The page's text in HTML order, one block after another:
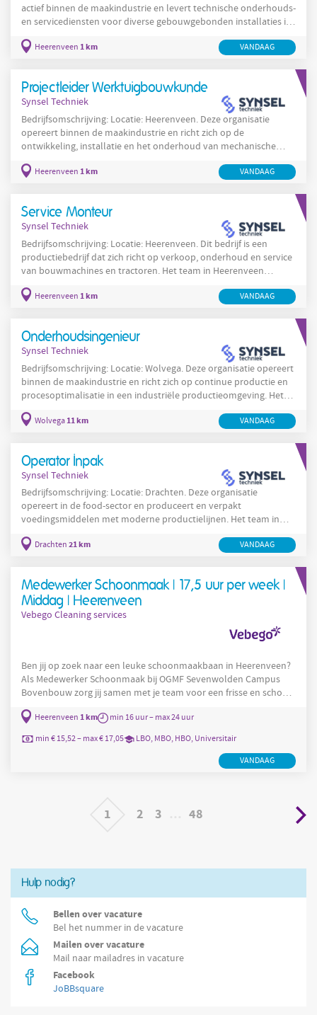
actief binnen de maakindustrie en levert technische onderhouds-
en servicediensten voor diverse gebouwgebonden installaties in
het functioneren van klimaat-, elektrotechnische en
teams voeren preventief en correctief onderhoud uit,
Heerenveen 1 km VANDAAG
Projectleider Werktuigbouwkunde
Synsel Techniek
Bedrijfsomschrijving: Locatie: Heerenveen. Deze organisatie
opereert binnen de maakindustrie en richt zich op de
ontwikkeling, installatie en het onderhoud van mechanische
technische projecten uit van ontwerp tot en met oplevering en
kostenbewaking en het borgen van technische specificaties
tijdens
Heerenveen 1 km VANDAAG
Service Monteur
Synsel Techniek
Bedrijfsomschrijving: Locatie: Heerenveen. Dit bedrijf is een
productiebedrijf dat zich richt op verkoop, onderhoud en service
van bouwmachines en tractoren. Het team in Heerenveen
verzorgt zowel werkzaamheden in de werkplaats als service op
locatie. De organisatie levert praktische en technische
de organisatie technische oplossingen voor storingen en zorgt
Heerenveen 1 km VANDAAG
Onderhoudsingenieur
Synsel Techniek
Bedrijfsomschrijving: Locatie: Wolvega. Deze organisatie opereert
binnen de maakindustrie en richt zich op continue productie en
procesoptimalisatie in een industriële productieomgeving. Het
onderhoud en efficiëntie centraal staan. De organisatie werkt
verbeteren. In Wolvega ontstaan hierdoor kansen voor
Wolvega11 km VANDAAG
Operator Inpak
Synsel Techniek
Bedrijfsomschrijving: Locatie: Drachten. Deze organisatie
opereert in de food-sector en produceert en verpakt
voedingsmiddelen met moderne productielijnen. Het team in
waar kwaliteit, hygiëne en veiligheid centraal staan. Medewerkers
aanpassingen. De organisatie hanteert duidelijke procedures en
Drachten 21 km VANDAAG
Medewerker Schoonmaak | 17,5 uur per week |
Middag | Heerenveen
Vebego Cleaning services
Ben jij op zoek naar een leuke schoonmaakbaan in Heerenveen?
Als Medewerker Schoonmaak bij OGMF Sevenwolden Campus
Bovenbouw zorg jij samen met je team voor een frisse en schone
schoolomgeving. ? Bij Vebego, een familiebedrijf met 80 jaar
ervaring in de schoonmaak, krijg je de kans om echt verschil te
maken! Als Medewerker Schoonmaak bij onze klant OGMF
Sevenwolden Campus Bovenbouw in Heerenveen zorg jij ervoor
dat leerlingen en medewerkers elke dag in een schone omgeving
Heerenveen 1 km
min 16 uur – max 24 uur
min € 15,52 – max € 17,05
LBO, MBO, HBO, Universitair
VANDAAG
1 2 3 48
Hulp nodig?
Bellen over vacature
Bel het nummer in de vacature
Mailen over vacature
Mail naar mailadres in vacature
Facebook
JoBBsquare